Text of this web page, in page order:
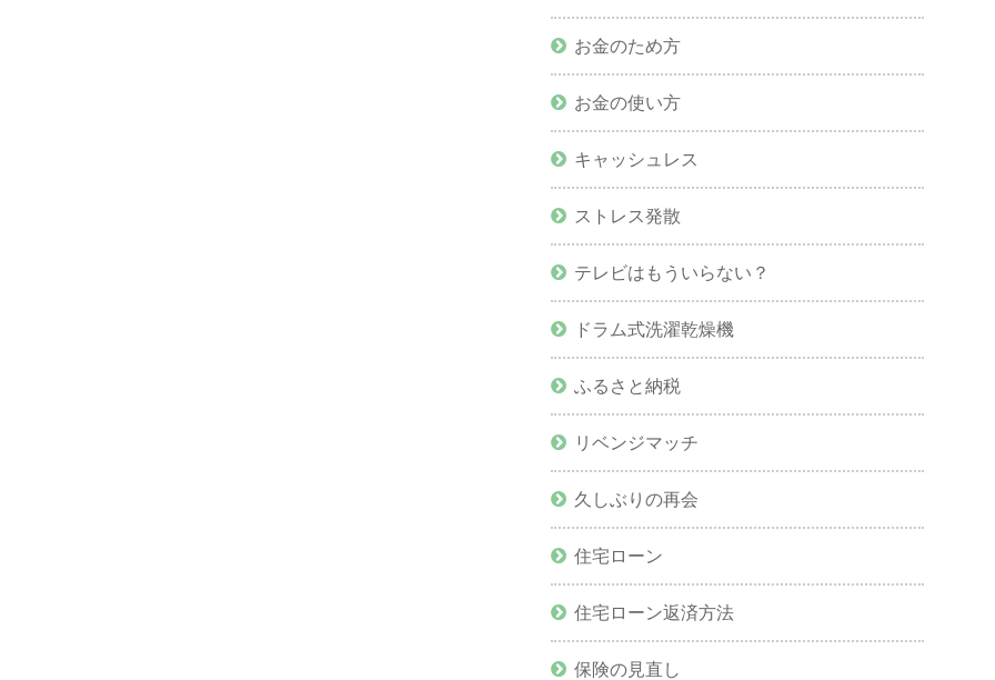
お金のため方
お金の使い方
キャッシュレス
ストレス発散
テレビはもういらない？
ドラム式洗濯乾燥機
ふるさと納税
リベンジマッチ
久しぶりの再会
住宅ローン
住宅ローン返済方法
保険の見直し